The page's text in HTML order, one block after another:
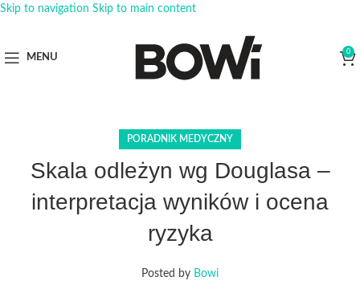
Skip to navigation Skip to main content
MENU
0
PORADNIK MEDYCZNY
Skala odleżyn wg Douglasa –
interpretacja wyników i ocena
ryzyka
Posted by Bowi